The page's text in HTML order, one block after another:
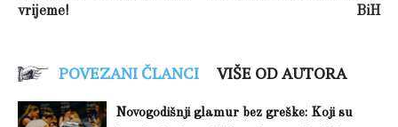
vrijeme!
BiH
POVEZANI ČLANCI VIŠE OD AUTORA
Novogodišnji glamur bez greške: Koji su